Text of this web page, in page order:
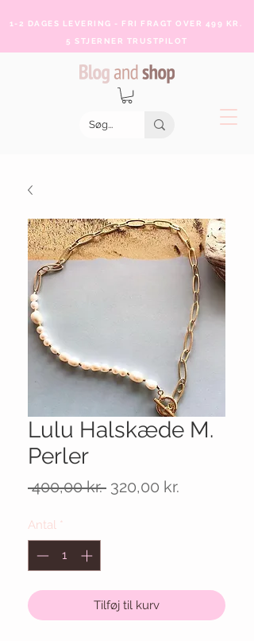
1-2 DAGES LEVERING - FRI FRAGT OVER 499 KR.
5 STJERNER TRUSTPILOT
Lulu Halskæde M.
Perler
400,00 kr. Regulær
320,00 kr.
Antal *
Tilføj til kurv